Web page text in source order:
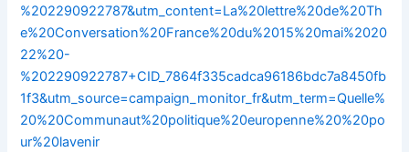
%202290922787&utm_content=La%20lettre%20de%20Th
e%20Conversation%20France%20du%2015%20mai%2020
22%20-
%202290922787+CID_7864f335cadca96186bdc7a8450fb
1f3&utm_source=campaign_monitor_fr&utm_term=Quelle%
20%20Communaut%20politique%20europenne%20%20po
ur%20lavenir